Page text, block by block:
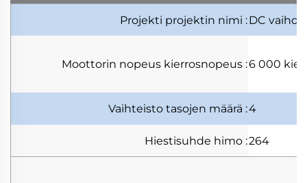
Projekti projektin nimi :DC
Moottorin nopeus kierrosnopeus :6 000
Vaihteisto tasojen määrä :4
Hiestisuhde himo :264